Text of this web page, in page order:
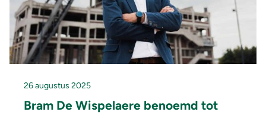
26 augustus 2025
Bram De Wispelaere benoemd tot